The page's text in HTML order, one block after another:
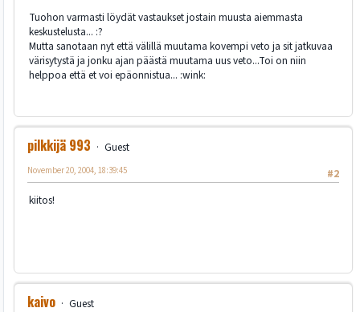
Tuohon varmasti löydät vastaukset jostain muusta aiemmasta
keskustelusta... :?
Mutta sanotaan nyt että välillä muutama kovempi veto ja sit jatkuvaa
värisytystä ja jonku ajan päästä muutama uus veto...Toi on niin
helppoa että et voi epäonnistua... :wink:
pilkkijä 993
Guest
#2
November 20, 2004, 18:39:45
kiitos!
kaivo
Guest